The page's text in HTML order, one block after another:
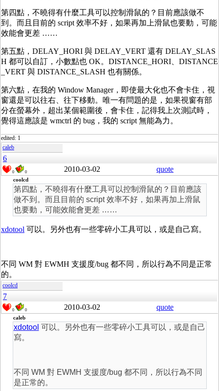
第四點，不曉得有什麼工具可以控制滑鼠的？目前應該做不
到。而且目前的 script 效率不好，如果再加上滑鼠也要動，可能
效能會更差 ……
第五點，DELAY_HORI 與 DELAY_VERT 還有 DELAY_SLAS
H 都可以自訂，小數點也 OK。DISTANCE_HORI、DISTANCE
_VERT 與 DISTANCE_SLASH 也有關係。
第六點，在我的 Window Manager，即使最大化也不會卡住，視
窗還是可以往右、往下移動。唯一有問題的是，如果視窗有部
分在螢幕外，超出某個範圍後，會卡住，記得我上次測試時，
覺得這應該是 wmctrl 的 bug，我的 script 無能為力。
edited: 1
caleb
6
0 0 2010-03-02 quote
coolcd
第四點，不曉得有什麼工具可以控制滑鼠的？目前應該
做不到。而且目前的 script 效率不好，如果再加上滑鼠
也要動，可能效能會更差 ……
xdotool 可以。另外也有一些零碎小工具可以，或是自己寫。
不同 WM 對 EWMH 支援度/bug 都不同，所以行為不同是正常
的。
coolcd
7
0 0 2010-03-02 quote
caleb
xdotool 可以。另外也有一些零碎小工具可以，或是自己
寫。
不同 WM 對 EWMH 支援度/bug 都不同，所以行為不同
是正常的。